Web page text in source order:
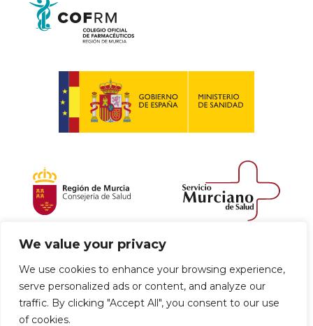
We value your privacy
We use cookies to enhance your browsing experience,
serve personalized ads or content, and analyze our
traffic. By clicking "Accept All", you consent to our use
of cookies.
Política de envío y devoluciones
Política de privacidad Uso de cookies